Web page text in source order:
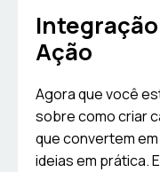
Ação
Agora que você
sobre como criar
que convertem
ideias em prática.